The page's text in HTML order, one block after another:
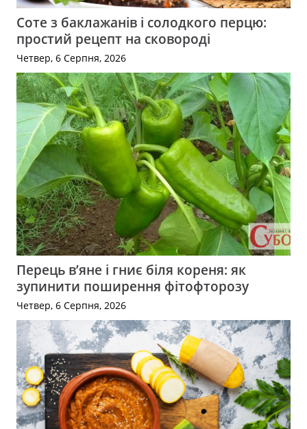
Соте з баклажанів і солодкого перцю:
простий рецепт на сковороді
Четвер, 6 Серпня, 2026
Перець в’яне і гниє біля кореня: як
зупинити поширення фітофторозу
Четвер, 6 Серпня, 2026